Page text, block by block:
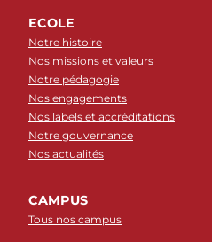
ECOLE
Notre histoire
Nos missions et valeurs
Notre pédagogie
Nos engagements
Nos labels et accréditations
Notre gouvernance
Nos actualités
CAMPUS
Tous nos campus